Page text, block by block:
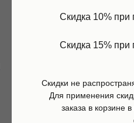
47 300 р.
Скидка 10% при
Скидка 15% при
Скидки не
Для применения
заказа в корзине